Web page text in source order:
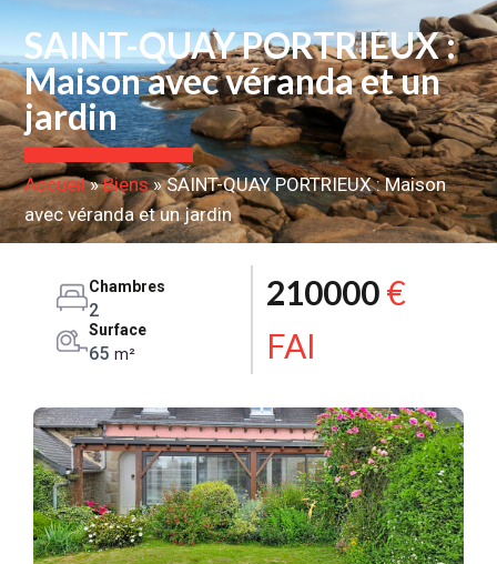
SAINT-QUAY PORTRIEUX :
Maison avec véranda et un
jardin
Accueil»Biens»SAINT-QUAY PORTRIEUX : Maison
avec véranda et un jardin
Chambres
2
Surface
65 m²
210000€
FAI